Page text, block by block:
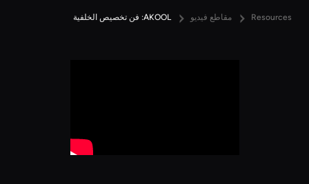
Resources مقاطع فيديو AKOOL: فن تخصيص الخلفية